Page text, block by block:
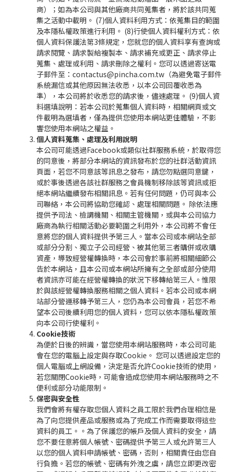
商）；如為本公司與其他廠商共同蒐集者，將於該共同蒐
集之活動中載明。 (7)個人資料利用方式：依蒐集目的範圍
及本隱私權政策進行利用。 (8)行使個人資料權利方式：依
個人資料保護法第3條規定，您就您的個人資料享有查詢或
請求閱覽、請求製給複製本、請求補充或更正、請求停止
蒐集、處理或利用、請求刪除之權利。您可以透過寄送電
子郵件至：contactus@pincha.com.tw（為避免電子郵件
系統漏信或其他原因無法收悉，以本公司回覆收悉為
準），本公司將於收悉您的請求後，儘速處理。 (9)個人資
料選填說明：若本公司於蒐集個人資料時，相關網頁或文
件載明為選填者，僅為提供您使用本網站更佳體驗，不影
響您使用本網站之權益。
個人資料蒐集、處理及利用說明
本公司可能透過Facebook或類似社群服務系統，於取得您
的同意後，將部分本網站的資訊發布於您的社群活動資訊
頁面，若您不同意該等訊息之發布，請您勿點選同意鍵，
或於事後透過各該社群服務之會員機制移除該等資訊或拒
絕本網站繼續發布相關訊息。若有任何問題，仍可與本公
司聯絡，本公司將協助您確認、處理相關問題。 除依法應
提供予司法、檢調機關、相關主管機關，或與本公司協力
廠商為執行相關活動必要範圍之利用外，本公司將不會任
意將您的個人資料提供予第三人。當本公司或本網站全部
或部分分割、獨立子公司經營、被其他第三者購併或收購
資產，導致經營權轉換時，本公司會於事前將相關細節公
告於本網站，且本公司或本網站所擁有之全部或部分使用
者資訊亦可能在經營權轉換的狀況下移轉給第三人。惟限
於與該經營權轉換服務相關之個人資料。若本公司或本網
站部分營運移轉予第三人，您仍為本公司會員，若您不希
望本公司後續利用您的個人資料，您可以依本隱私權政策
向本公司行使權利。
Cookie技術
為便於日後的辨識，當您使用本網站服務時，本公司可能
會在您的電腦上設定與存取Cookie。 您可以透過設定您的
個人電腦或上網設備，決定是否允許Cookie技術的使用，
若您關閉Cookie時，可能會造成您使用本網站服務時之不
便利或部分功能限制。
保密與安全性
我們會將有權存取您個人資料之員工限於我們合理相信是
為了向您提供產品或服務或為了完成工作而需要取得這些
資料的員工。。為了保護您的帳戶及個人資料的安全，請
您不要任意將個人帳號、密碼提供予第三人或允許第三人
以您的個人資料申請帳號、密碼，否則，相關責任由您自
行負擔。若您的帳號、密碼有外洩之虞，請您立即更改密